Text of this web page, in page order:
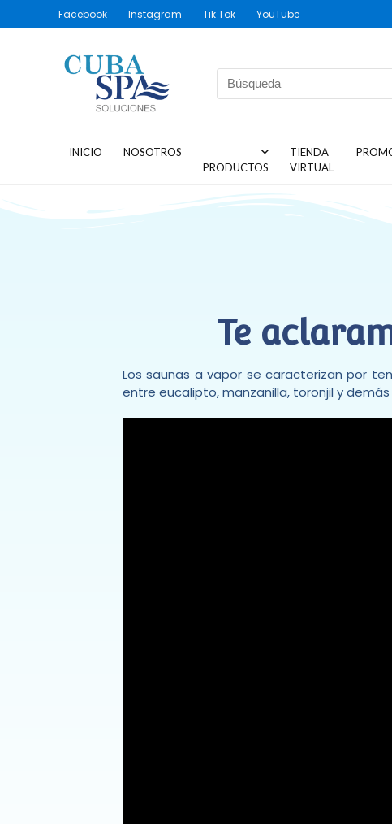
Facebook Instagram Tik Tok YouTube
INICIO
NOSOTROS
PRODUCTOS
TIENDA
VIRTUAL
Te
Los saunas a vapor se caracterizan por
entre eucalipto, manzanilla, toronjil y